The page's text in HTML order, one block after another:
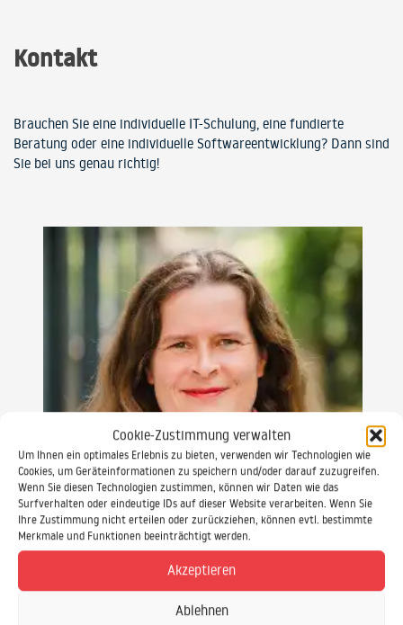
Cookie-Zustimmung verwalten
Um Ihnen ein optimales Erlebnis zu bieten, verwenden wir Technologien wie
Cookies, um Geräteinformationen zu speichern und/oder darauf zuzugreifen.
Wenn Sie diesen Technologien zustimmen, können wir Daten wie das
Surfverhalten oder eindeutige IDs auf dieser Website verarbeiten. Wenn Sie
Ihre Zustimmung nicht erteilen oder zurückziehen, können evtl. bestimmte
Merkmale und Funktionen beeinträchtigt werden.
Akzeptieren
Ablehnen
Kontakt
Brauchen Sie eine individuelle IT-Schulung, eine fundierte
Beratung oder eine individuelle Softwareentwicklung? Dann sind
Sie bei uns genau richtig!
Gabriele Keiff
SAP Schulungsprojekte SAP Beratung